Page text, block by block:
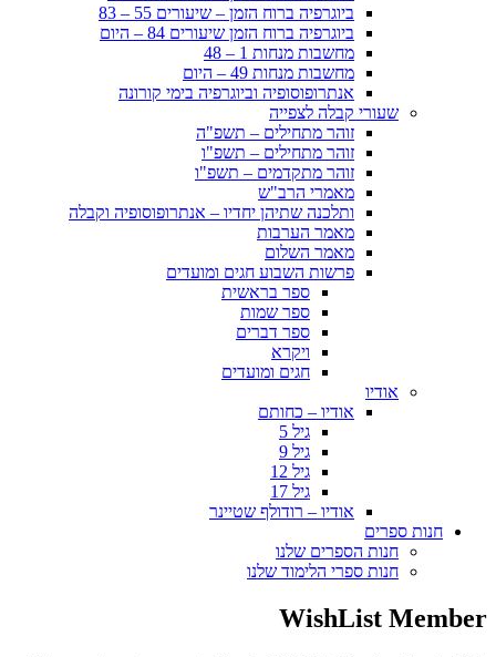
ביוגרפיה ברוח הזמן – שיעורים 55 – 83
ביוגרפיה ברוח הזמן שיעורים 84 – היום
מחשבות מנחות 1 – 48
מחשבות מנחות 49 – היום
אנתרופוסופיה וביוגרפיה בימי קורונה
שעורי קבלה לצפייה
זוהר מתחילים – תשפ"ה
זוהר מתחילים – תשפ"ו
זוהר מתקדמים – תשפ"ו
מאמרי הרב"ש
ותלכנה שתיהן יחדיו – אנתרופוסופיה וקבלה
מאמר הערבות
מאמר השלום
פרשות השבוע חגים ומועדים
ספר בראשית
ספר שמות
ספר דברים
ויקרא
חגים ומועדים
אודיו
אודיו – כחותם
גיל 5
גיל 9
גיל 12
גיל 17
אודיו – רודולף שטיינר
חנות ספרים
חנות הספרים שלנו
חנות ספרי הלימוד שלנו
WishList Member